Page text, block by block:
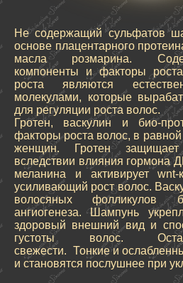
Не содержащий сульфатов
основе плацентарного
масла розмарина.
компоненты и факторы
роста являются
молекулами, которые
для регуляции роста волос.
Гротен, васкулин и био-
факторы роста волос, в
женщин. Гротен
вследствии влияния гормона
меланина и активирует wnt-
усиливающий рост волос.
волосяных фолликулов
ангиогенеза. Шампунь
здоровый внешний вид и
густоты волос.
свежести. Тонкие и
и становятся послушнее при